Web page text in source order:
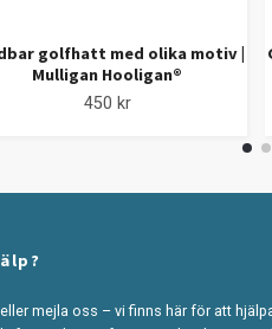
golfhatt med olika motiv |
Mulligan Hooligan®
450 kr
mejla oss – vi finns här för att